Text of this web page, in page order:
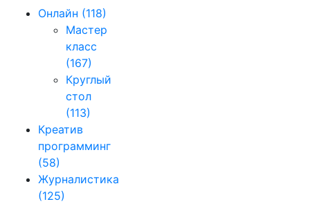
Онлайн (118)
Мастер
класс
(167)
Круглый
стол
(113)
Креатив
программинг
(58)
Журналистика
(125)